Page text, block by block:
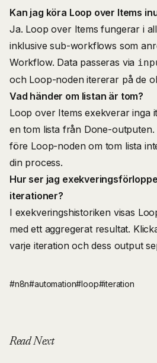
Kan jag köra Loop over Items
Ja. Loop over Items fungerar i
inklusive sub-workflows som
Workflow. Data passeras via
och Loop-noden itererar på de
Vad händer om listan är tom?
Loop over Items exekverar inga
en tom lista från Done-
före Loop-noden om tom lista
din process.
Hur ser jag
iterationer?
I exekveringshistoriken visas
med ett aggregerat resultat.
varje iteration och dess output
#n8n#automation#loop#iteration
Read Next